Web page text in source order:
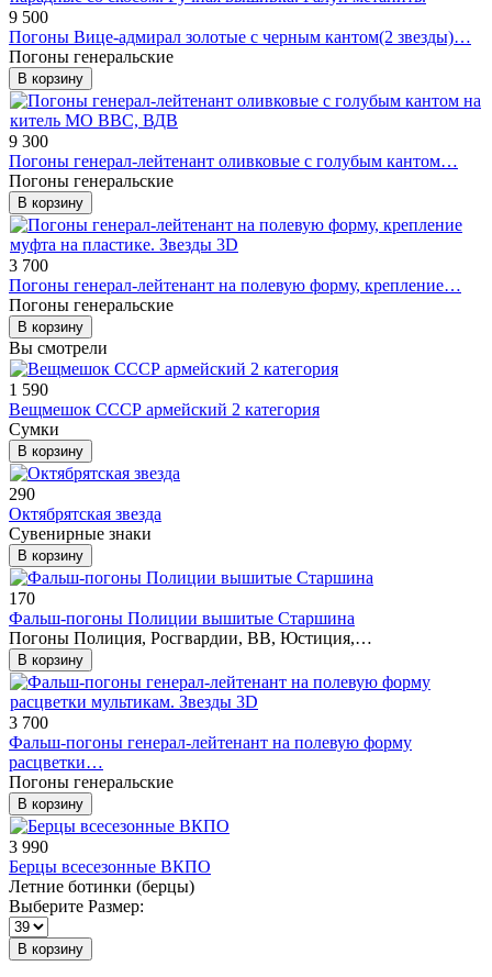
9 500
Погоны Вице-адмирал золотые с черным кантом(2 звезды)…
Погоны генеральские
В корзину
9 300
Погоны генерал-лейтенант оливковые с голубым кантом…
Погоны генеральские
В корзину
3 700
Погоны генерал-лейтенант на полевую форму, крепление…
Погоны генеральские
В корзину
Вы смотрели
1 590
Вещмешок СССР армейский 2 категория
Сумки
В корзину
290
Октябрятская звезда
Сувенирные знаки
В корзину
170
Фальш-погоны Полиции вышитые Старшина
Погоны Полиция, Росгвардии, ВВ, Юстиция,…
В корзину
3 700
Фальш-погоны генерал-лейтенант на полевую форму
расцветки…
Погоны генеральские
В корзину
3 990
Берцы всесезонные ВКПО
Летние ботинки (берцы)
Выберите Размер:
В корзину